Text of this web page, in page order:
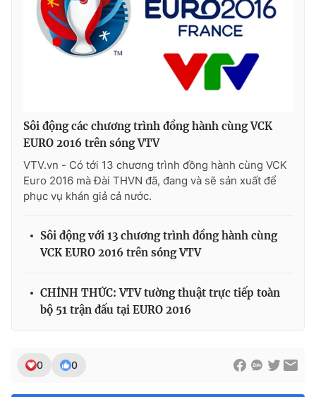
Sôi động các chương trình đồng hành cùng VCK
EURO 2016 trên sóng VTV
VTV.vn - Có tới 13 chương trình đồng hành cùng VCK
Euro 2016 mà Đài THVN đã, đang và sẽ sản xuất để
phục vụ khán giả cả nước.
Sôi động với 13 chương trình đồng hành cùng
VCK EURO 2016 trên sóng VTV
CHÍNH THỨC: VTV tường thuật trực tiếp toàn
bộ 51 trận đấu tại EURO 2016
0 0